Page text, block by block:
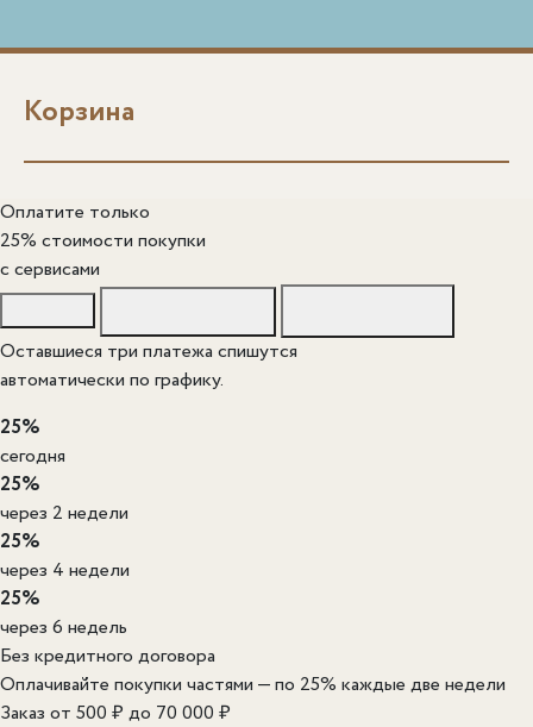
Корзина
Оплатите только
25% стоимости покупки
c сервисами
Оставшиеся три платежа спишутся
автоматически по графику.
25%
сегодня
25%
через 2 недели
25%
через 4 недели
25%
через 6 недель
Без кредитного договора
Оплачивайте покупки частями — по 25% каждые две недели
Заказ от 500 ₽ до 70 000 ₽